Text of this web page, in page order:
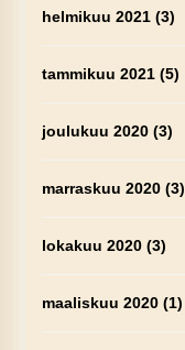
helmikuu 2021(3)
tammikuu 2021(5)
joulukuu 2020(3)
marraskuu 2020(3)
lokakuu 2020(3)
maaliskuu 2020(1)